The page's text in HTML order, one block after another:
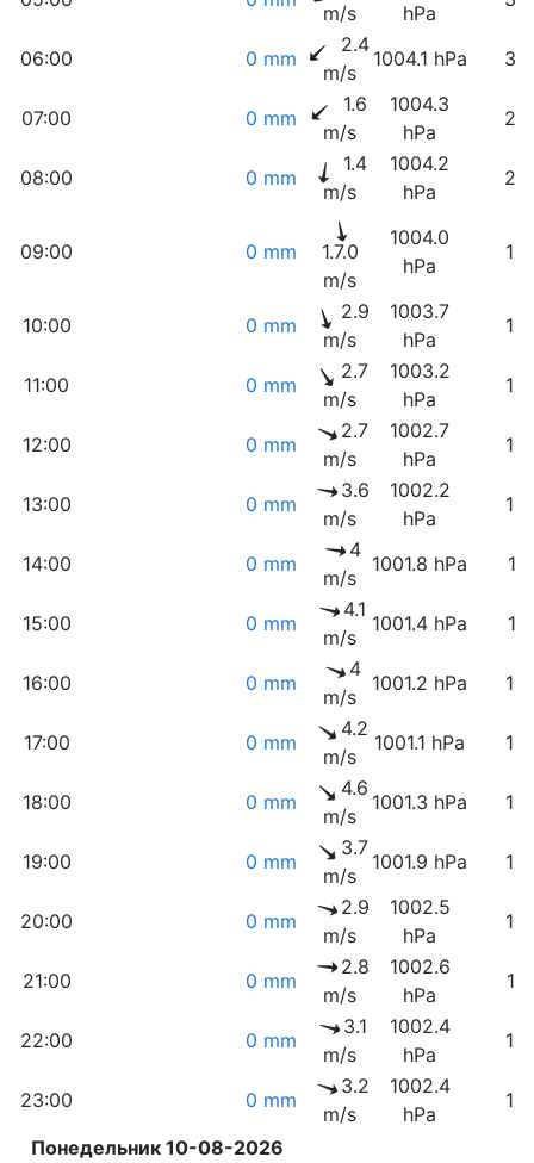
m/s hPa
06:00 0 mm
2.4
m/s
1004.1 hPa
07:00 0 mm
1.6
m/s
1004.3
hPa
08:00 0 mm
1.4
m/s
1004.2
hPa
09:00 0 mm
1.7.0
m/s
1004.0
hPa
10:00 0 mm
2.9
m/s
1003.7
hPa
11:00 0 mm
2.7
m/s
1003.2
hPa
12:00 0 mm
2.7
m/s
1002.7
hPa
13:00 0 mm
3.6
m/s
1002.2
hPa
14:00 0 mm
4
m/s
1001.8 hPa
15:00 0 mm
4.1
m/s
1001.4 hPa
16:00 0 mm
4
m/s
1001.2 hPa
17:00 0 mm
4.2
m/s
1001.1 hPa
18:00 0 mm
4.6
m/s
1001.3 hPa
19:00 0 mm
3.7
m/s
1001.9 hPa
20:00 0 mm
2.9
m/s
1002.5
hPa
21:00 0 mm
2.8
m/s
1002.6
hPa
22:00 0 mm
3.1
m/s
1002.4
hPa
23:00 0 mm
3.2
m/s
1002.4
hPa
Понедельник 10-08-2026